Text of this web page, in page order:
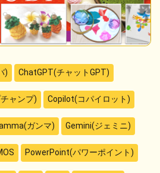
) ChatGPT(チャットGPT)
ャンプ) Copilot(コパイロット)
ガンマ) Gemini(ジェミニ)
PowerPoint(パワーポイント)